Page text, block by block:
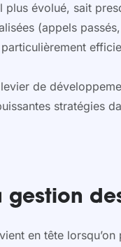
évolué, sait
(appels
de
stratégies
gestion
en tête